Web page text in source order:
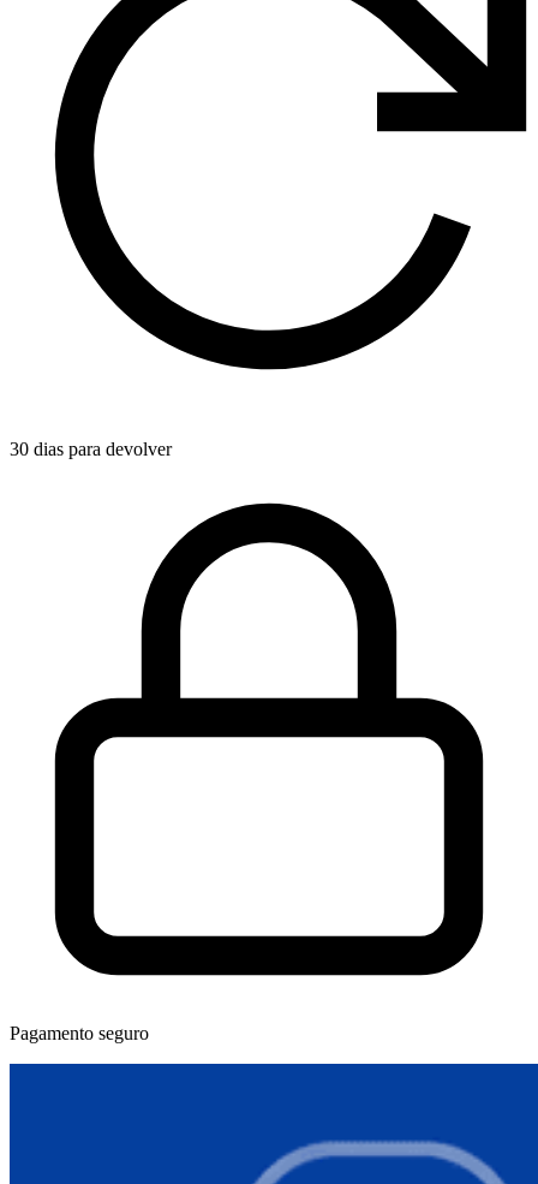
30 dias para devolver
Pagamento seguro